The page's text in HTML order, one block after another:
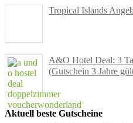
Tropical Islands
A&O Hotel Deal: 3
(Gutschein 3 Jahre
Aktuell beste Gutscheine